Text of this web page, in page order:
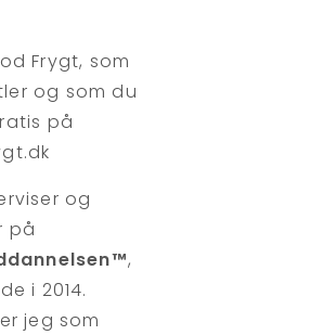
Frygt, som
og som du
på
og
på
,
i 2014.
jeg som